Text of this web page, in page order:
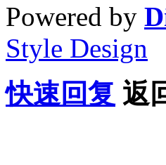
Powered by
Style Design
快速回复 返